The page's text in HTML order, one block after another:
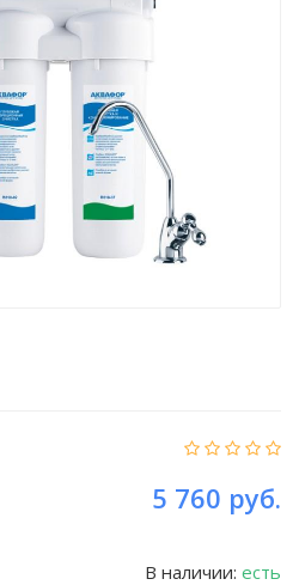
5 760 руб.
В наличии: есть